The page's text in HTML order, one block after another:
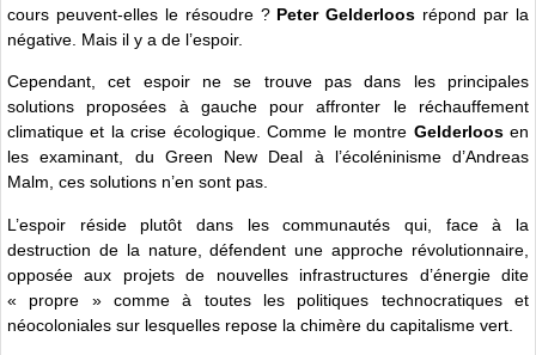
cours peuvent-elles le résoudre ? Peter Gelderloos répond par la
négative. Mais il y a de l’espoir.
Cependant, cet espoir ne se trouve pas dans les principales
solutions proposées à gauche pour affronter le réchauffement
climatique et la crise écologique. Comme le montre Gelderloosen
les examinant, du Green New Deal à l’écoléninisme d’Andreas
Malm, ces solutions n’en sont pas.
L’espoir réside plutôt dans les communautés qui, face à la
destruction de la nature, défendent une approche révolutionnaire,
opposée aux projets de nouvelles infrastructures d’énergie dite
« propre » comme à toutes les politiques technocratiques et
néocoloniales sur lesquelles repose la chimère du capitalisme vert.